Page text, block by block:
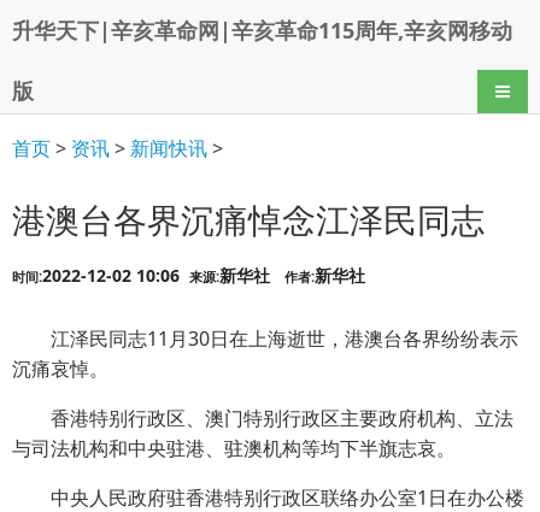
升华天下|辛亥革命网|辛亥革命115周年,辛亥网移动
版 导航
首页> 资讯> 新闻快讯>
港澳台各界沉痛悼念江泽民同志
时间:2022-12-02 10:06 来源:新华社 作者:新华社
江泽民同志11月30日在上海逝世，港澳台各界纷纷表示
沉痛哀悼。
香港特别行政区、澳门特别行政区主要政府机构、立法
与司法机构和中央驻港、驻澳机构等均下半旗志哀。
中央人民政府驻香港特别行政区联络办公室1日在办公楼